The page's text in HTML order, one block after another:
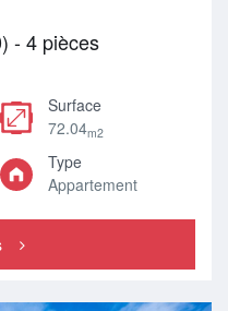
- 4 pièces
Surface
72.04m2
Type
Appartement